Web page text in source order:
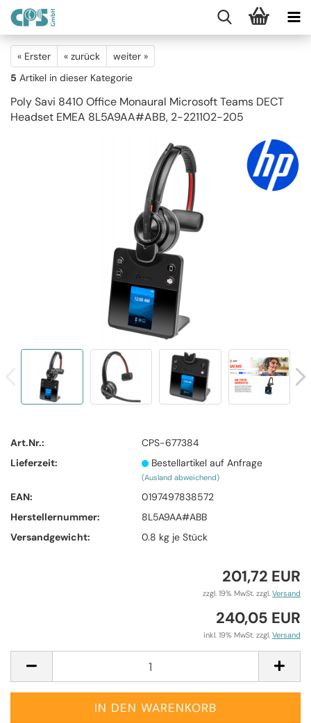
« Erster « zurück
weiter »
5 Artikel in dieser Kategorie
Poly Savi 8410 Office Monaural Microsoft Teams DECT
Headset EMEA 8L5A9AA#ABB, 2-221102-205
Art.Nr.:
CPS-677384
Lieferzeit:
Bestellartikel auf Anfrage
(Ausland abweichend)
EAN:
0197497838572
Herstellernummer:
8L5A9AA#ABB
Versandgewicht:
0.8 kg je Stück
201,72 EUR
zzgl. 19% MwSt. zzgl. Versand
240,05 EUR
inkl. 19% MwSt. zzgl. Versand